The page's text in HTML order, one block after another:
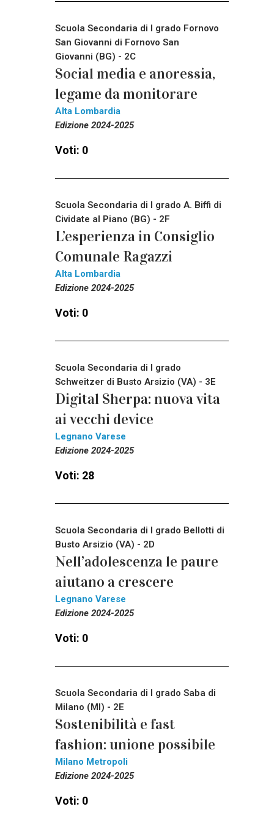
Scuola Secondaria di I grado Fornovo
San Giovanni di Fornovo San
Giovanni (BG) - 2C
Social media e anoressia,
legame da monitorare
Alta Lombardia
Edizione 2024-2025
Voti: 0
Scuola Secondaria di I grado A. Biffi di
Cividate al Piano (BG) - 2F
L’esperienza in Consiglio
Comunale Ragazzi
Alta Lombardia
Edizione 2024-2025
Voti: 0
Scuola Secondaria di I grado
Schweitzer di Busto Arsizio (VA) - 3E
Digital Sherpa: nuova vita
ai vecchi device
Legnano Varese
Edizione 2024-2025
Voti: 28
Scuola Secondaria di I grado Bellotti di
Busto Arsizio (VA) - 2D
Nell’adolescenza le paure
aiutano a crescere
Legnano Varese
Edizione 2024-2025
Voti: 0
Scuola Secondaria di I grado Saba di
Milano (MI) - 2E
Sostenibilità e fast
fashion: unione possibile
Milano Metropoli
Edizione 2024-2025
Voti: 0